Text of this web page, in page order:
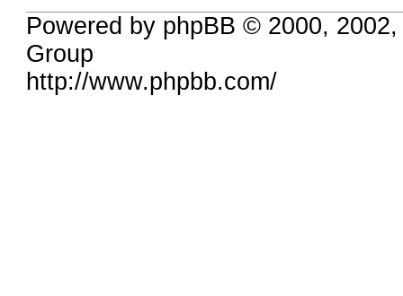
Powered by phpBB © 2000,
Group
http://www.phpbb.com/